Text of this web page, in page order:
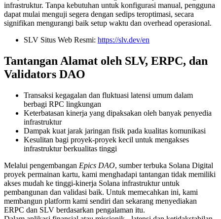
infrastruktur. Tanpa kebutuhan untuk konfigurasi manual, pengguna
dapat mulai menguji segera dengan sedips teroptimasi, secara
signifikan mengurangi baik setup waktu dan overhead operasional.
SLV Situs Web Resmi: https://slv.dev/en
Tantangan Alamat oleh SLV, ERPC, dan
Validators DAO
Transaksi kegagalan dan fluktuasi latensi umum dalam
berbagi RPC lingkungan
Keterbatasan kinerja yang dipaksakan oleh banyak penyedia
infrastruktur
Dampak kuat jarak jaringan fisik pada kualitas komunikasi
Kesulitan bagi proyek-proyek kecil untuk mengakses
infrastruktur berkualitas tinggi
Melalui pengembangan Epics DAO, sumber terbuka Solana Digital
proyek permainan kartu, kami menghadapi tantangan tidak memiliki
akses mudah ke tinggi-kinerja Solana infrastruktur untuk
pembangunan dan validasi baik. Untuk memecahkan ini, kami
membangun platform kami sendiri dan sekarang menyediakan
ERPC dan SLV berdasarkan pengalaman itu.